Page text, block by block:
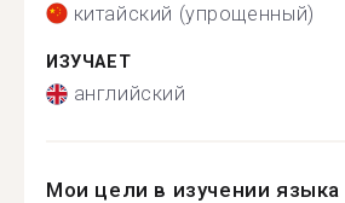
китайский (упрощенный)
ИЗУЧАЕТ
английский
Мои цели в изучении языка